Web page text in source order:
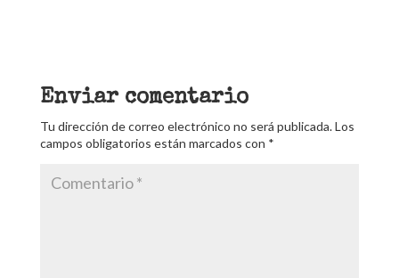
Enviar comentario
Tu dirección de correo electrónico no será publicada.Los
campos obligatorios están marcados con *